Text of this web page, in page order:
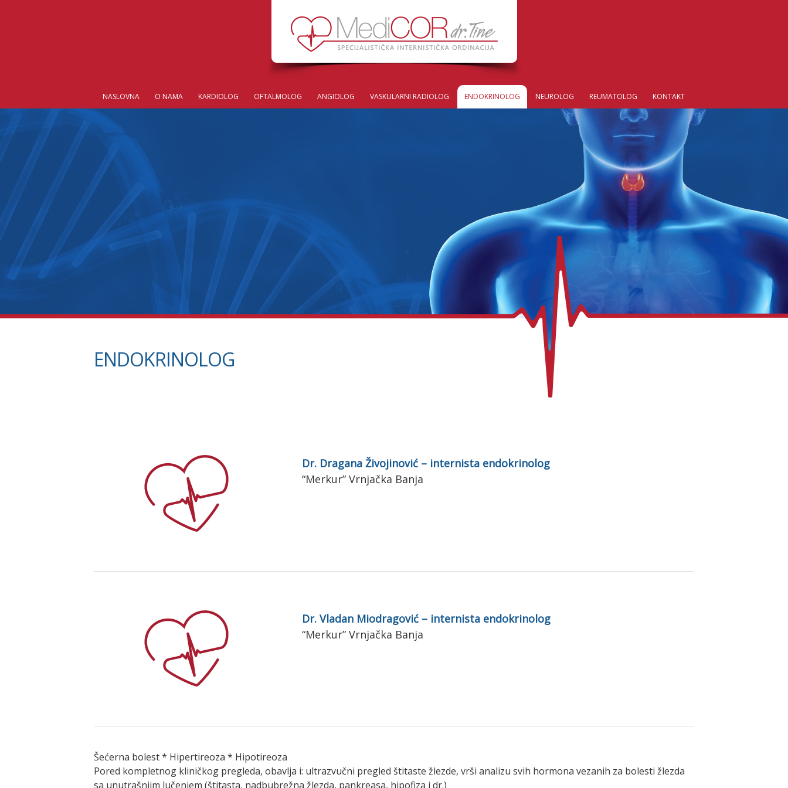
NASLOVNA O NAMA KARDIOLOG OFTALMOLOG ANGIOLOG VASKULARNI RADIOLOG ENDOKRINOLOG NEUROLOG REUMATOLOG KONTAKT
ENDOKRINOLOG
Dr. Dragana Živojinović – internista endokrinolog
“Merkur” Vrnjačka Banja
Dr. Vladan Miodragović – internista endokrinolog
“Merkur” Vrnjačka Banja
Šećerna bolest * Hipertireoza * Hipotireoza
Pored kompletnog kliničkog pregleda, obavlja i: ultrazvučni pregled štitaste žlezde, vrši analizu svih hormona vezanih za bolesti žlezda
sa unutrašnjim lučenjem (štitasta, nadbubrežna žlezda, pankreasa, hipofiza i dr.)